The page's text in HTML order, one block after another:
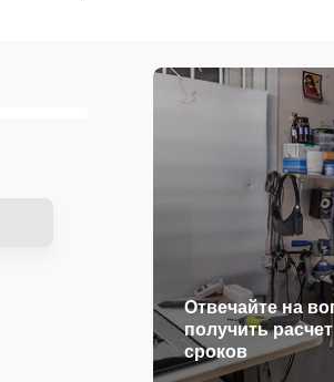
Отвечайте на
получить
сроков